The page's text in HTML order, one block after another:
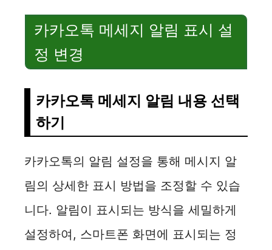
카카오톡 메세지 알림 표시 설
정 변경
카카오톡 메세지 알림 내용 선택
하기
카카오톡의 알림 설정을 통해 메시지 알
림의 상세한 표시 방법을 조정할 수 있습
니다. 알림이 표시되는 방식을 세밀하게
설정하여, 스마트폰 화면에 표시되는 정